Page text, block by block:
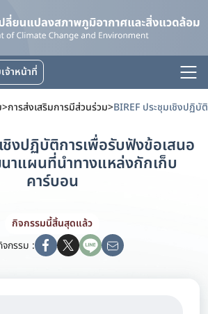
จ้าหน้าที่
>การส่งเสริมการมีส่วนร่วม>
ชิงปฏิบัติการเพื่อรับฟังข้อเสนอ
าแผนที่นำทางแหล่งกักเก็บ
คาร์บอน
กิจกรรมนี้สิ้นสุดแล้ว
จกรรม :